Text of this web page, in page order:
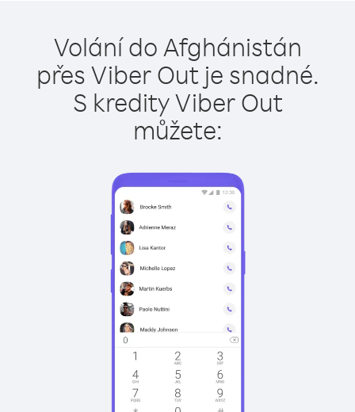
Volání do Afghánistán
přes Viber Out je snadné.
S kredity Viber Out
můžete: